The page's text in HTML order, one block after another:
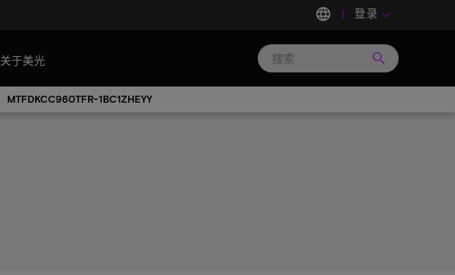
language 登录 keyboard_arrow_down
关于美光 search
MTFDKCC960TFR-1BC1ZHEYY